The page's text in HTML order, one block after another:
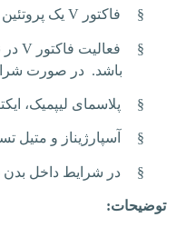
§ فاکتورV یک
§ فعالیت فاکتورV
باشد. در صورت
§ پلاسمای لیپمیک،
§ آسپارژیناز و
§ در شرایط داخل بدن
توضیحات: